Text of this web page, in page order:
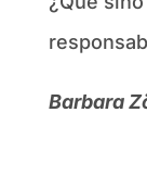
Barbara